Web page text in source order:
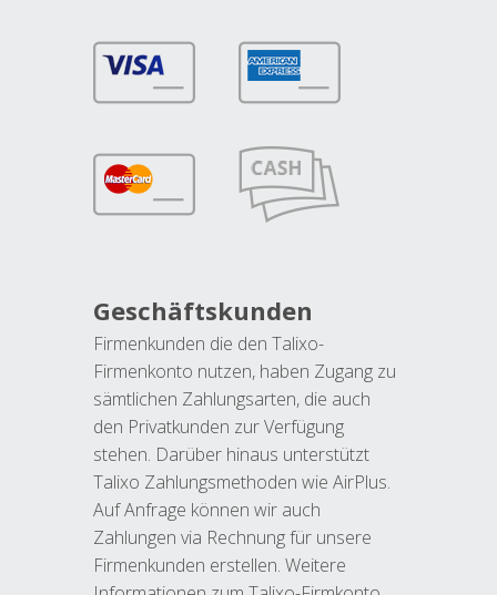
Geschäftskunden
Firmenkunden die den Talixo-
Firmenkonto nutzen, haben Zugang zu
sämtlichen Zahlungsarten, die auch
den Privatkunden zur Verfügung
stehen. Darüber hinaus unterstützt
Talixo Zahlungsmethoden wie AirPlus.
Auf Anfrage können wir auch
Zahlungen via Rechnung für unsere
Firmenkunden erstellen. Weitere